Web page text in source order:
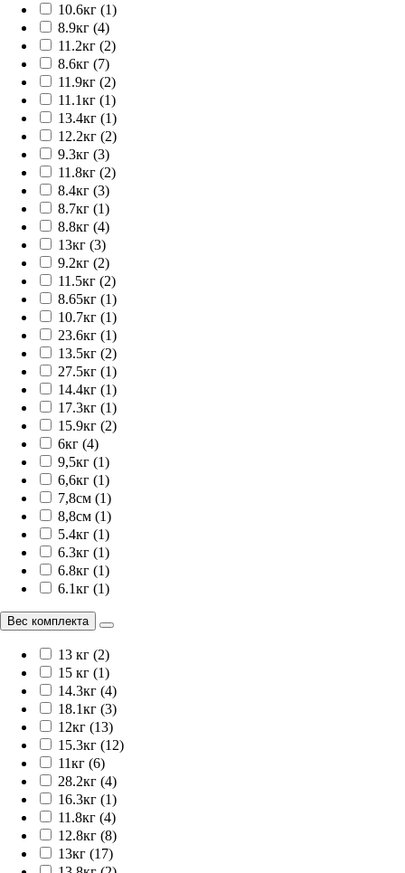
10.6кг (1)
8.9кг (4)
11.2кг (2)
8.6кг (7)
11.9кг (2)
11.1кг (1)
13.4кг (1)
12.2кг (2)
9.3кг (3)
11.8кг (2)
8.4кг (3)
8.7кг (1)
8.8кг (4)
13кг (3)
9.2кг (2)
11.5кг (2)
8.65кг (1)
10.7кг (1)
23.6кг (1)
13.5кг (2)
27.5кг (1)
14.4кг (1)
17.3кг (1)
15.9кг (2)
6кг (4)
9,5кг (1)
6,6кг (1)
7,8см (1)
8,8см (1)
5.4кг (1)
6.3кг (1)
6.8кг (1)
6.1кг (1)
Вес комплекта
13 кг (2)
15 кг (1)
14.3кг (4)
18.1кг (3)
12кг (13)
15.3кг (12)
11кг (6)
28.2кг (4)
16.3кг (1)
11.8кг (4)
12.8кг (8)
13кг (17)